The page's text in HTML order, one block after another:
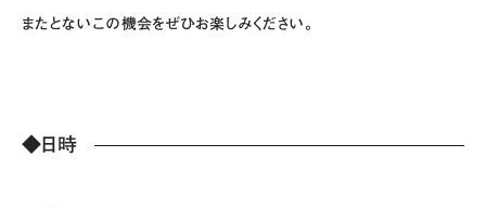
またとないこの機会をぜひお楽しみください。
◆日時